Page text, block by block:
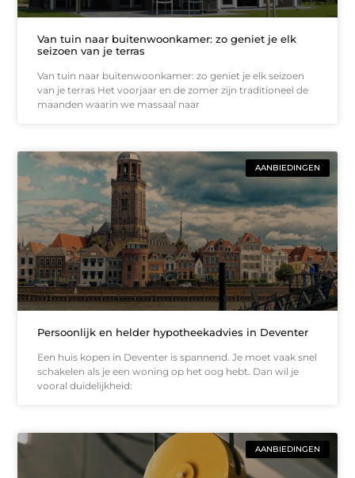
Van tuin naar buitenwoonkamer: zo geniet je elk
seizoen van je terras
Van tuin naar buitenwoonkamer: zo geniet je elk seizoen
van je terras Het voorjaar en de zomer zijn traditioneel de
maanden waarin we massaal naar
AANBIEDINGEN
Persoonlijk en helder hypotheekadvies in Deventer
Een huis kopen in Deventer is spannend. Je moet vaak snel
schakelen als je een woning op het oog hebt. Dan wil je
vooral duidelijkheid:
AANBIEDINGEN